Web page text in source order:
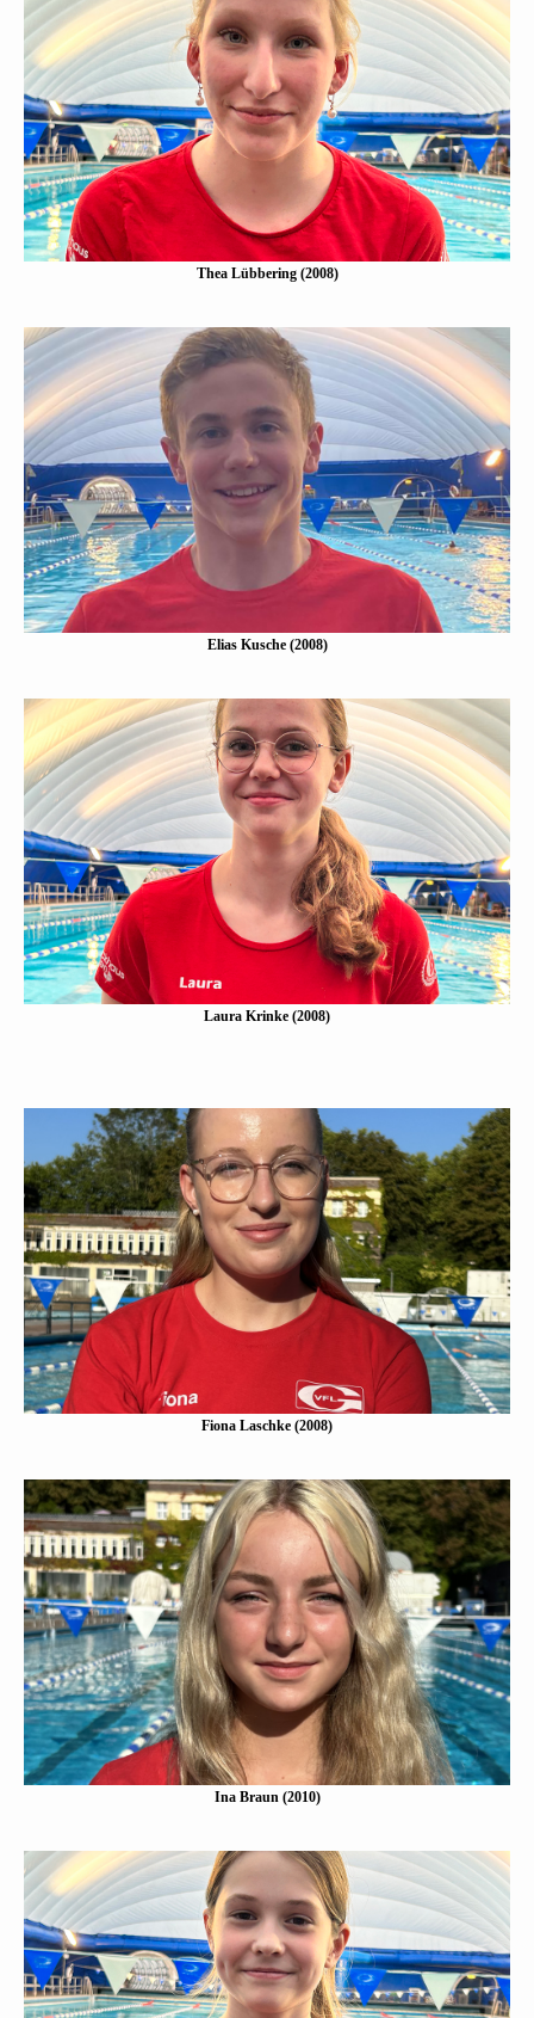
Thea Lübbering (2008)
Eine Kurzbeschreibung folgt…
Mehr erfahen
Thea Lübbering (2008)
Elias Kusche (2008)
Eine Kurzbeschreibung folgt…
Mehr erfahen
Elias Kusche (2008)
Laura Krinke (2008)
Eine Kurzbeschreibung folgt…
Mehr erfahen
Laura Krinke (2008)
Fiona Laschke (2008)
Eine Kurzbeschreibung folgt…
Mehr erfahen
Fiona Laschke (2008)
Ina Braun (2010)
Eine Kurzbeschreibung folgt…
Mehr erfahen
Ina Braun (2010)
Luisa Gabriella Janßen (2010)
Eine Kurzbeschreibung folgt…